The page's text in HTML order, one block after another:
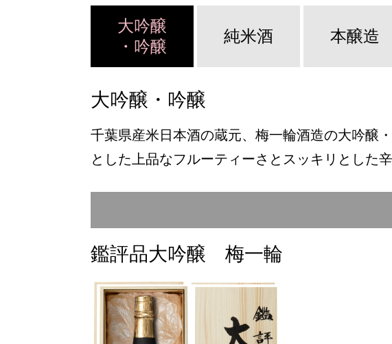
大吟醸
・吟醸
純米酒 本醸造
大吟醸・吟醸
千葉県産米日本酒の蔵元、梅一輪酒造の大吟醸
とした上品なフルーティーさとスッキリとした
鑑評品大吟醸 梅一輪